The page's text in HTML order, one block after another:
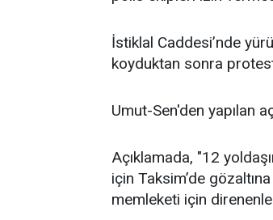
İstiklal Caddesi’nde
koyduktan sonra
Umut-Sen'den yapılan
Açıklamada, "12
için Taksim’de
memleketi için